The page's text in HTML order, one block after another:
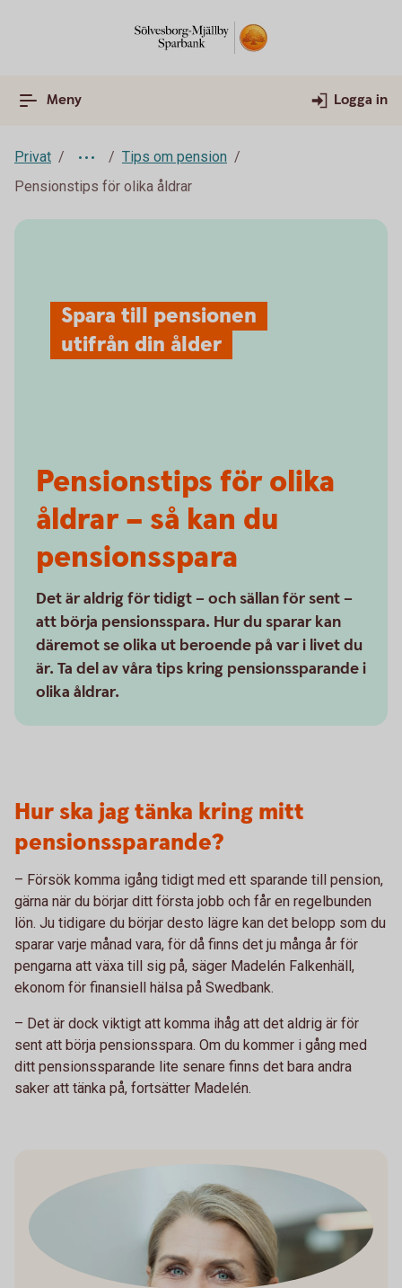
Meny Logga in
Privat
Tips om pension
Pensionstips för olika åldrar
Pensionstips för olika
åldrar – så kan du
pensionsspara
Det är aldrig för tidigt – och sällan för sent –
att börja pensionsspara. Hur du sparar kan
däremot se olika ut beroende på var i livet du
är. Ta del av våra tips kring pensionssparande i
olika åldrar.
Spara till pensionen
utifrån din ålder
Hur ska jag tänka kring mitt
pensionssparande?
– Försök komma igång tidigt med ett sparande till pension,
gärna när du börjar ditt första jobb och får en regelbunden
lön. Ju tidigare du börjar desto lägre kan det belopp som du
sparar varje månad vara, för då finns det ju många år för
pengarna att växa till sig på, säger Madelén Falkenhäll,
ekonom för finansiell hälsa på Swedbank.
– Det är dock viktigt att komma ihåg att det aldrig är för
sent att börja pensionsspara. Om du kommer i gång med
ditt pensionssparande lite senare finns det bara andra
saker att tänka på, fortsätter Madelén.